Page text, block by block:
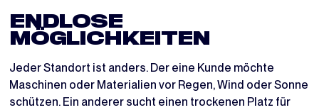
ENDLOSE
MÖGLICHKEITEN
Jeder Standort ist anders. Der eine Kunde möchte
Maschinen oder Materialien vor Regen, Wind oder Sonne
schützen. Ein anderer sucht einen trockenen Platz für